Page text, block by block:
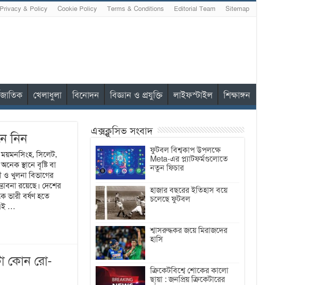
Privacy & Policy Cookie Policy Terms & Conditions Editorial Team Sitemap
খেলাধুলা বিনোদন বিজ্ঞান ও প্রযুক্তি লাইফস্টাইল শিক্ষাঙ্গন
নিন
সিলেট,
স্থানে বৃষ্টি বা
ও খুলনা বিভাগের
রয়েছে। দেশের
ভারী বর্ষণ হতে
…
কোন রো-
এক্সক্লুসিভ সংবাদ
ফুটবল বিশ্বকাপ উপলক্ষে
Meta-এর প্ল্যাটফর্মগুলোতে
নতুন ফিচার
হাজার বছরের ইতিহাস বয়ে
চলেছে ফুটবল
শ্বাসরুদ্ধকর জয়ে মিরাজদের
হাসি
ক্রিকেটবিশ্বে শোকের কালো
ছায়া : জনপ্রিয় ক্রিকেটারের